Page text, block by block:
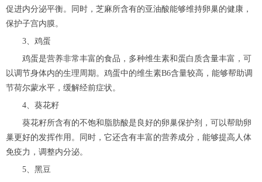
促进内分泌平衡。同时，芝麻所含有的亚油酸能够维持卵巢的健康，
保护子宫内膜。
3、鸡蛋
鸡蛋是营养非常丰富的食品，多种维生素和蛋白质含量丰富，可
以调节身体内的生理周期。鸡蛋中的维生素B6含量较高，能够帮助调
节荷尔蒙水平，缓解经前症状。
4、葵花籽
葵花籽所含有的不饱和脂肪酸是良好的卵巢保护剂，可以帮助卵
巢更好的发挥作用。同时，它还含有丰富的营养成分，能够提高人体
免疫力，调整内分泌。
5、黑豆